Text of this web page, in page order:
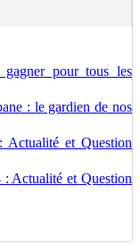
pour tous les
: le gardien de nos
Actualité et Question
Actualité et Question